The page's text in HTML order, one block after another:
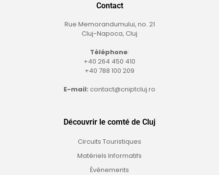
Contact
Rue Memorandumului, no. 21
Cluj-Napoca, Cluj
Téléphone:
+40 264 450 410
+40 788 100 209
E-mail: contact@cniptcluj.ro
Découvrir le comté de Cluj
Circuits Touristiques
Matériels Informatifs
Événements